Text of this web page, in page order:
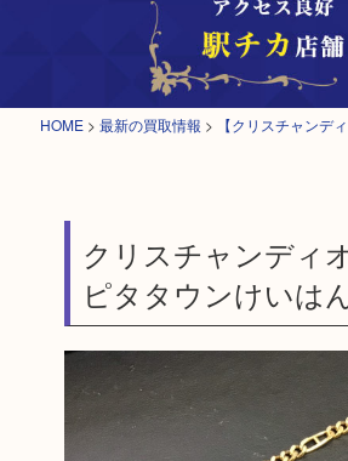
HOME > 最新の買取情報 > 【クリスチャンデ
クリスチャンデ
ピタタウンけいは